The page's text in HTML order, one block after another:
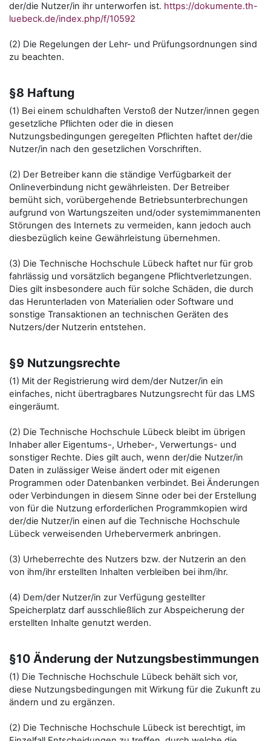
der/die Nutzer/in ihr unterworfen ist. https://dokumente.th-
luebeck.de/index.php/f/10592
(2) Die Regelungen der Lehr- und Prüfungsordnungen sind
zu beachten.
§8 Haftung
(1) Bei einem schuldhaften Verstoß der Nutzer/innen gegen
gesetzliche Pflichten oder die in diesen
Nutzungsbedingungen geregelten Pflichten haftet der/die
Nutzer/in nach den gesetzlichen Vorschriften.
(2) Der Betreiber kann die ständige Verfügbarkeit der
Onlineverbindung nicht gewährleisten. Der Betreiber
bemüht sich, vorübergehende Betriebsunterbrechungen
aufgrund von Wartungszeiten und/oder systemimmanenten
Störungen des Internets zu vermeiden, kann jedoch auch
diesbezüglich keine Gewährleistung übernehmen.
(3) Die Technische Hochschule Lübeck haftet nur für grob
fahrlässig und vorsätzlich begangene Pflichtverletzungen.
Dies gilt insbesondere auch für solche Schäden, die durch
das Herunterladen von Materialien oder Software und
sonstige Transaktionen an technischen Geräten des
Nutzers/der Nutzerin entstehen.
§9 Nutzungsrechte
(1) Mit der Registrierung wird dem/der Nutzer/in ein
einfaches, nicht übertragbares Nutzungsrecht für das LMS
eingeräumt.
(2) Die Technische Hochschule Lübeck bleibt im übrigen
Inhaber aller Eigentums-, Urheber-, Verwertungs- und
sonstiger Rechte. Dies gilt auch, wenn der/die Nutzer/in
Daten in zulässiger Weise ändert oder mit eigenen
Programmen oder Datenbanken verbindet. Bei Änderungen
oder Verbindungen in diesem Sinne oder bei der Erstellung
von für die Nutzung erforderlichen Programmkopien wird
der/die Nutzer/in einen auf die Technische Hochschule
Lübeck verweisenden Urhebervermerk anbringen.
(3) Urheberrechte des Nutzers bzw. der Nutzerin an den
von ihm/ihr erstellten Inhalten verbleiben bei ihm/ihr.
(4) Dem/der Nutzer/in zur Verfügung gestellter
Speicherplatz darf ausschließlich zur Abspeicherung der
erstellten Inhalte genutzt werden.
§10 Änderung der Nutzungsbestimmungen
(1) Die Technische Hochschule Lübeck behält sich vor,
diese Nutzungsbedingungen mit Wirkung für die Zukunft zu
ändern und zu ergänzen.
(2) Die Technische Hochschule Lübeck ist berechtigt, im